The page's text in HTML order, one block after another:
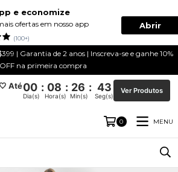
e economize
ofertas em nosso app
(100+)
Abrir
| Garantia de 2 anos | Inscreva-se e ganhe 10%
OFF na primeira compra
Até00 : 08 : 26 : 42
Dia(s) Hora(s) Min(s) Seg(s)
Ver Produtos
0 MENU